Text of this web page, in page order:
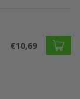
€10,69